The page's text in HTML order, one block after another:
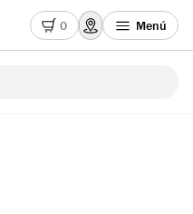
0 Menú